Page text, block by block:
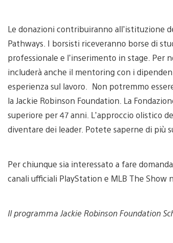
Le donazioni contribuiranno all’istituzione
Pathways. I borsisti riceveranno borse di
professionale e l’inserimento in stage. Per
includerà anche il mentoring con i
esperienza sul lavoro. Non potremmo
la Jackie Robinson Foundation. La
superiore per 47 anni. L’approccio olistico
diventare dei leader. Potete saperne di più
Per chiunque sia interessato a fare
canali ufficiali PlayStation e MLB The
Il programma Jackie Robinson Foundation